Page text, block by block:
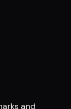
and